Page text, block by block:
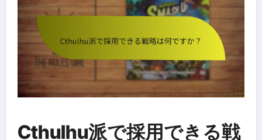
Cthulhu派で採用できる戦